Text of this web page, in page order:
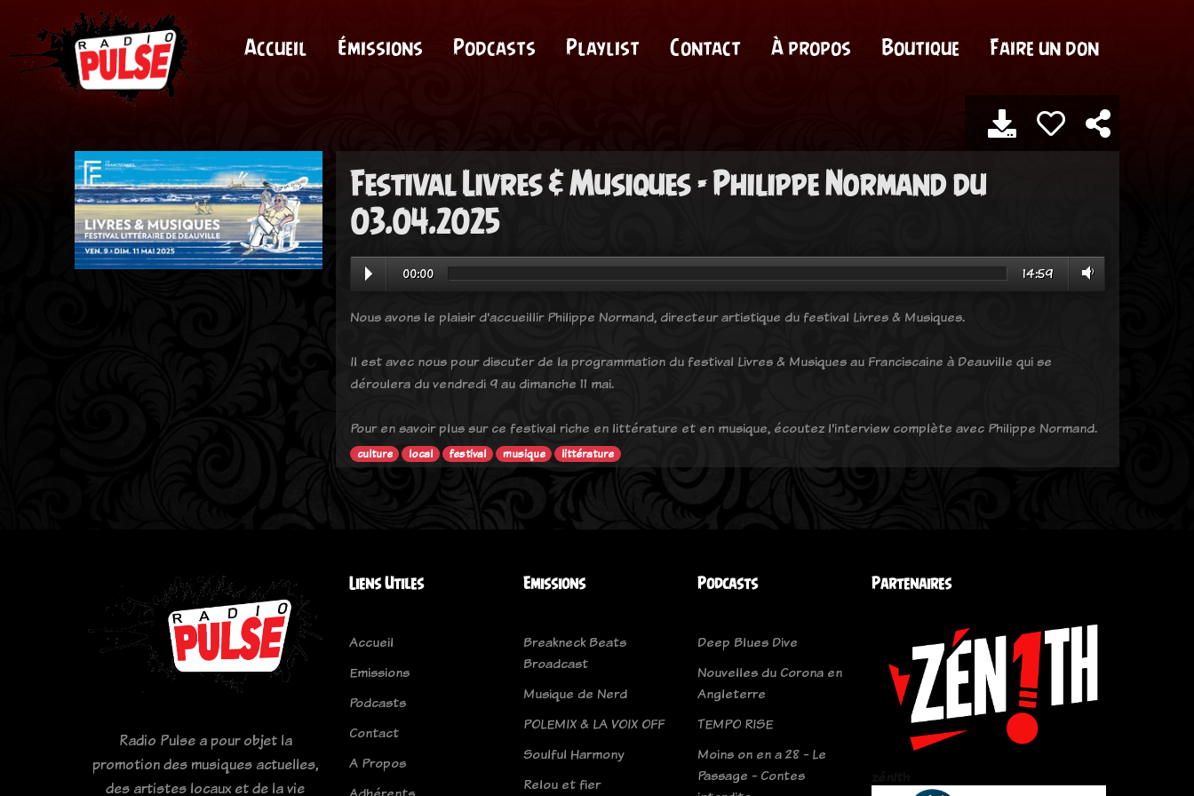
Accueil Émissions Podcasts Playlist Contact À propos Boutique Faire un don
Festival Livres & Musiques - Philippe Normand du
03.04.2025
00:00 14:59
Nous avons le plaisir d'accueillir Philippe Normand, directeur artistique du festival Livres & Musiques.
Il est avec nous pour discuter de la programmation du festival Livres & Musiques au Franciscaine à Deauville qui se
déroulera du vendredi 9 au dimanche 11 mai.
Pour en savoir plus sur ce festival riche en littérature et en musique, écoutez l'interview complète avec Philippe Normand.
culture local festival musique littérature
Radio Pulse a pour objet la
promotion des musiques actuelles,
des artistes locaux et de la vie
Liens Utiles
Accueil
Emissions
Podcasts
Contact
A Propos
Emissions
Breakneck Beats
Broadcast
Musique de Nerd
POLEMIX & LA VOIX OFF
Soulful Harmony
Relou et fier
Podcasts
Deep Blues Dive
Nouvelles du Corona en
Angleterre
TEMPO RISE
Moins on en a 28 - Le
Passage - Contes
Partenaires